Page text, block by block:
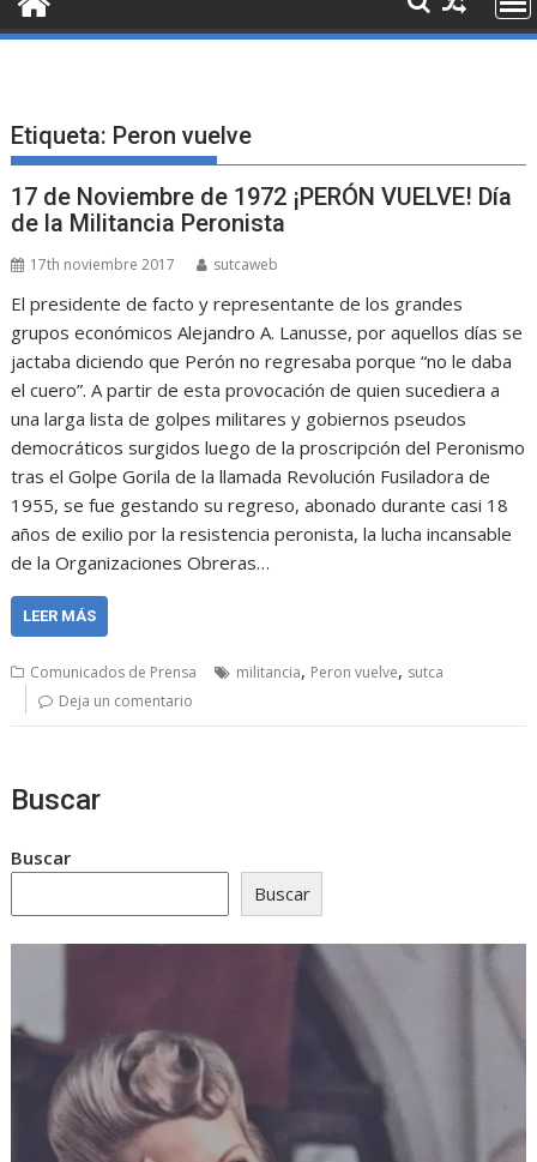
Etiqueta: Peron vuelve
17 de Noviembre de 1972 ¡PERÓN VUELVE! Día
de la Militancia Peronista
17th noviembre 2017 sutcaweb
El presidente de facto y representante de los grandes
grupos económicos Alejandro A. Lanusse, por aquellos días se
jactaba diciendo que Perón no regresaba porque “no le daba
el cuero”. A partir de esta provocación de quien sucediera a
una larga lista de golpes militares y gobiernos pseudos
democráticos surgidos luego de la proscripción del Peronismo
tras el Golpe Gorila de la llamada Revolución Fusiladora de
1955, se fue gestando su regreso, abonado durante casi 18
años de exilio por la resistencia peronista, la lucha incansable
de la Organizaciones Obreras…
LEER MÁS
Comunicados de Prensa militancia, Peron vuelve, sutca
Deja un comentario
Buscar
Buscar
Buscar